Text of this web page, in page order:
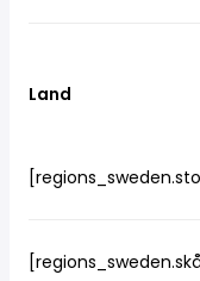
Land